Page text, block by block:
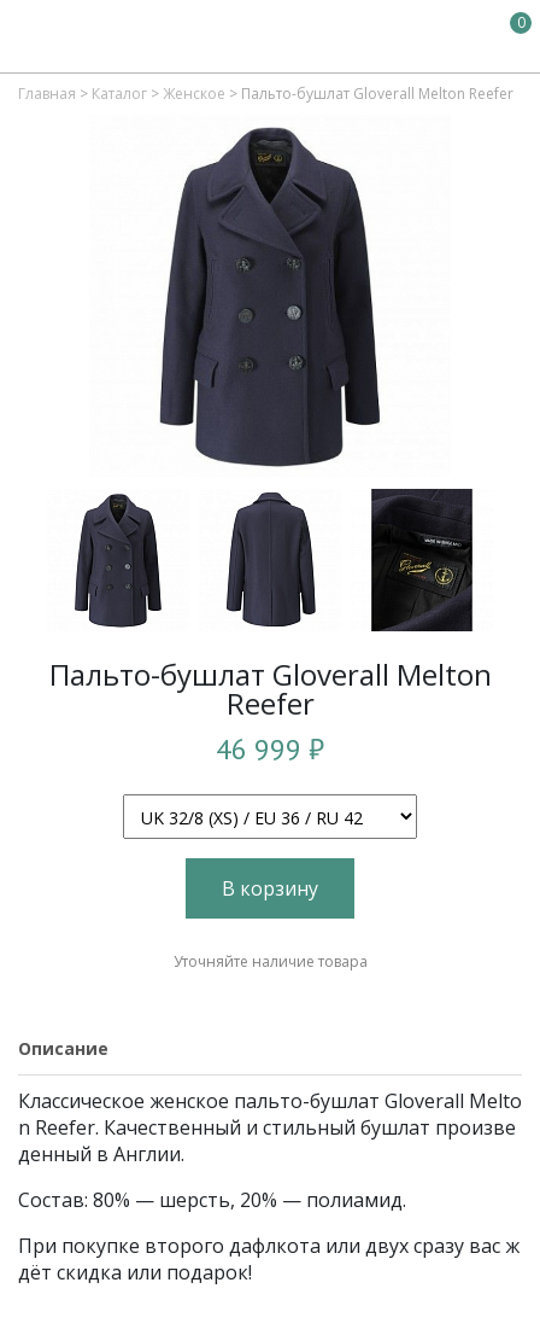
0
Главная > Каталог > Женское > Пальто-бушлат Gloverall Melton Reefer
Пальто-бушлат Gloverall Melton
Reefer
46 999 ₽
В корзину
Уточняйте наличие товара
Описание
Классическое женское пальто-бушлат Gloverall Melto
n Reefer. Качественный и стильный бушлат произве
денный в Англии.
Состав: 80% — шерсть, 20% — полиамид.
При покупке второго дафлкота или двух сразу вас ж
дёт скидка или подарок!